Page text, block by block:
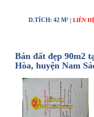
D.TÍCH: 42 M² | LIÊN
Bán đất đẹp 90m2
Hòa, huyện Nam